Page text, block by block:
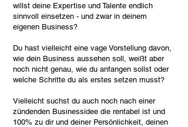
willst deine Expertise und Talente endlich
sinnvoll einsetzen - und zwar in deinem
eigenen Business?
Du hast vielleicht eine vage Vorstellung davon,
wie dein Business aussehen soll, weißt aber
noch nicht genau, wie du anfangen sollst oder
welche Schritte du als erstes setzen musst?
Vielleicht suchst du auch noch nach einer
zündenden Businessidee die rentabel ist und
100% zu dir und deiner Persönlichkeit, deinen